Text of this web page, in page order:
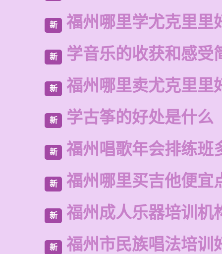
新 福州哪里学尤克里里
新 学音乐的收获和感受
新 福州哪里卖尤克里里
新 学古筝的好处是什么
新 福州唱歌年会排练班
新 福州哪里买吉他便宜
新 福州成人乐器培训机
新 福州市民族唱法培训